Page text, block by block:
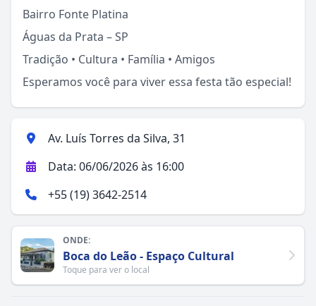
Bairro Fonte Platina
Águas da Prata – SP
Tradição • Cultura • Família • Amigos
Esperamos você para viver essa festa tão especial!
Av. Luís Torres da Silva, 31
Data: 06/06/2026 às 16:00
+55 (19) 3642-2514
ONDE:
Boca do Leão - Espaço Cultural
Toque para ver o local